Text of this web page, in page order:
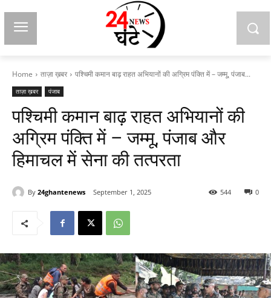
Home ताज़ा ख़बर पश्चिमी कमान बाढ़ राहत अभियानों की अग्रिम पंक्ति में – जम्मू, पंजाब...
ताज़ा ख़बर पंजाब
पश्चिमी कमान बाढ़ राहत अभियानों की
अग्रिम पंक्ति में – जम्मू, पंजाब और
हिमाचल में सेना की तत्परता
By 24ghantenews September 1, 2025 0
544